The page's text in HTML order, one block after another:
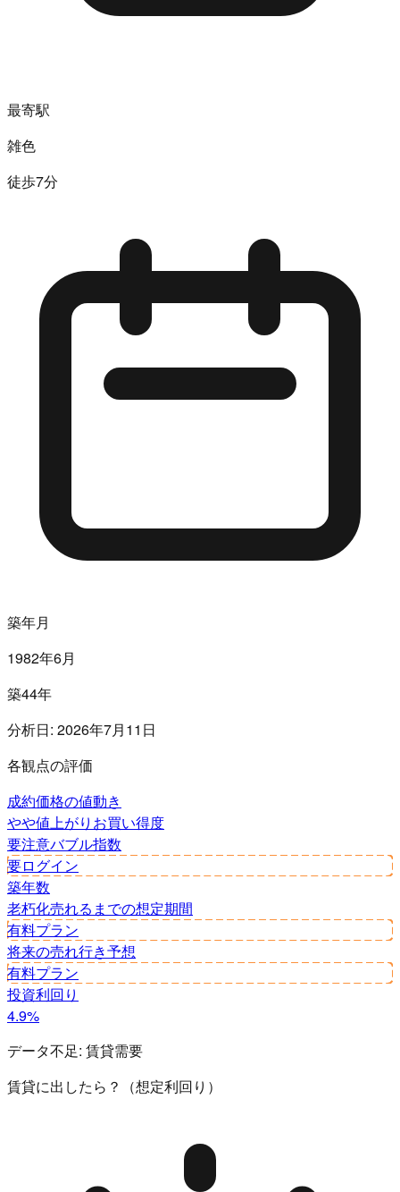
最寄駅
雑色
徒歩7分
築年月
1982年6月
築44年
分析日: 2026年7月11日
各観点の評価
成約価格の値動き
やや値上がり お買い得度
要注意バブル指数
要ログイン
築年数
老朽化売れるまでの想定期間
有料プラン
将来の売れ行き予想
有料プラン
投資利回り
4.9%
データ不足: 賃貸需要
賃貸に出したら？（想定利回り）